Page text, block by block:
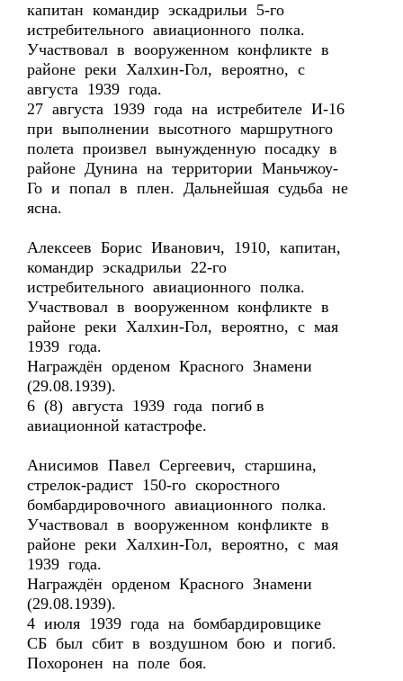
капитан командир эскадрильи 5-го
истребительного авиационного полка.
Участвовал в вооруженном конфликте в
районе реки Халхин-Гол, вероятно, с
августа 1939 года.
27 августа 1939 года на истребителе И-16
при выполнении высотного маршрутного
полета произвел вынужденную посадку в
районе Дунина на территории Маньчжоу-
Го и попал в плен. Дальнейшая судьба не
ясна.
Алексеев Борис Иванович, 1910, капитан,
командир эскадрильи 22-го
истребительного авиационного полка.
Участвовал в вооруженном конфликте в
районе реки Халхин-Гол, вероятно, с мая
1939 года.
Награждён орденом Красного Знамени
(29.08.1939).
6 (8) августа 1939 года погиб в
авиационной катастрофе.
Анисимов Павел Сергеевич, старшина,
стрелок-радист 150-го скоростного
бомбардировочного авиационного полка.
Участвовал в вооруженном конфликте в
районе реки Халхин-Гол, вероятно, с мая
1939 года.
Награждён орденом Красного Знамени
(29.08.1939).
4 июля 1939 года на бомбардировщике
СБ был сбит в воздушном бою и погиб.
Похоронен на поле боя.